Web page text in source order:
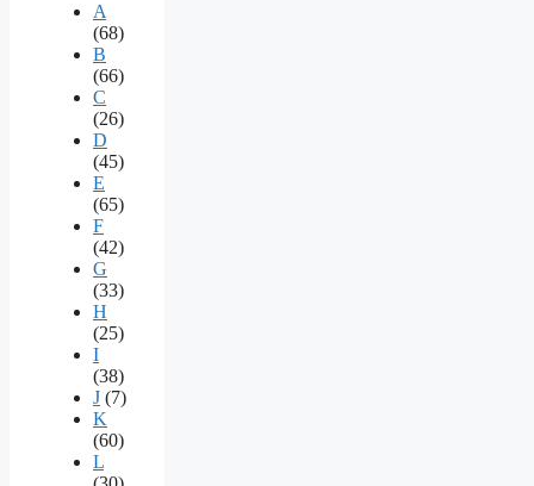
A
(68)
B
(66)
C
(26)
D
(45)
E
(65)
F
(42)
G
(33)
H
(25)
I
(38)
J (7)
K
(60)
L